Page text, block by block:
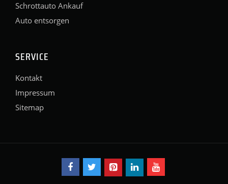
Schrottauto Ankauf
Auto entsorgen
SERVICE
Kontakt
Impressum
Sitemap